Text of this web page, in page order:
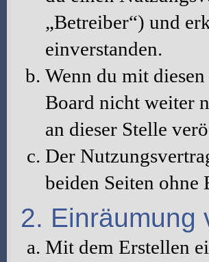
„Betreiber“) und
einverstanden.
Wenn du mit
Board nicht weiter
an dieser Stelle
Der
beiden Seiten
2. Einräumung
Mit dem Erstellen